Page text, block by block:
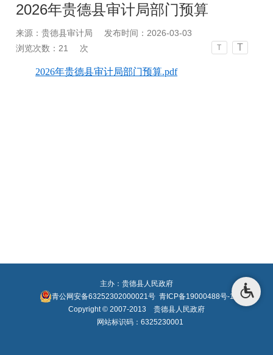
2026年贵德县审计局部门预算
来源：贵德县审计局
发布时间：2026-03-03
浏览次数： 21 次 T T
2026年贵德县审计局部门预算.pdf
主办：贵德县人民政府
青公网安备63252302000021号 青ICP备19000488号-1
Copyright © 2007-2013 贵德县人民政府
网站标识码：6325230001